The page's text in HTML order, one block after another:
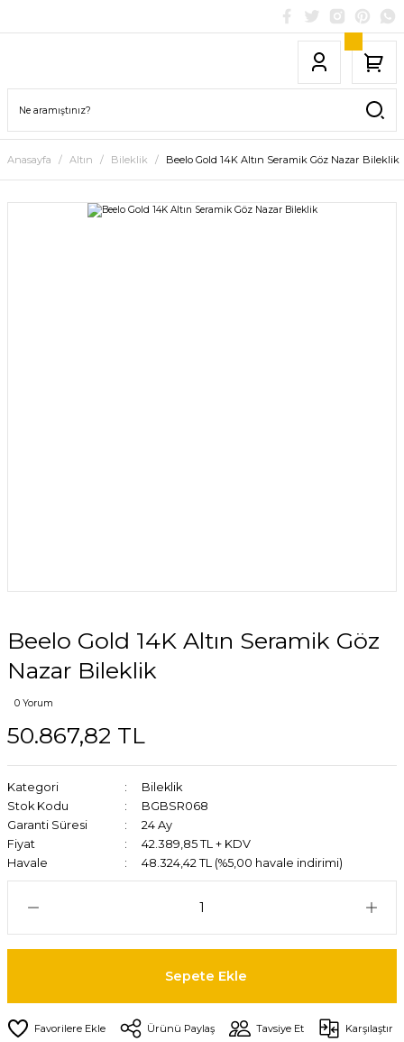
Anasayfa Altın Bileklik Beelo Gold 14K Altın Seramik Göz Nazar Bileklik
Beelo Gold 14K Altın Seramik Göz
Nazar Bileklik
0 Yorum
50.867,82 TL
Kategori
Bileklik
Stok Kodu
BGBSR068
Garanti Süresi
24 Ay
Fiyat
42.389,85 TL + KDV
Havale
48.324,42 TL (%5,00 havale indirimi)
Sepete Ekle
Ürünü Paylaş Tavsiye Et Karşılaştır